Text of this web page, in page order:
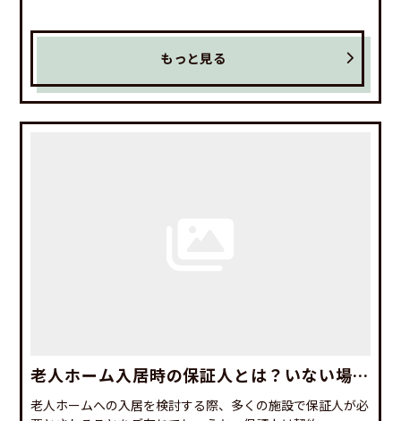
もっと見る
老人ホーム入居時の保証人とは？いない場合
の対処法も詳しく解説
老人ホームへの入居を検討する際、多くの施設で保証人が必